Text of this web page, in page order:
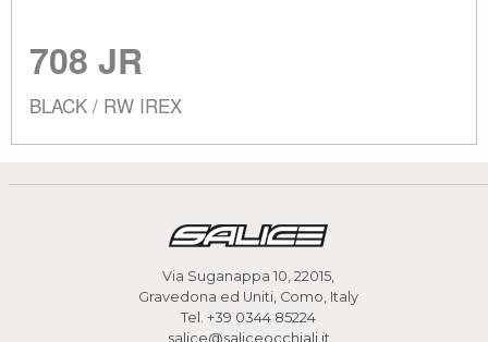
708 JR
BLACK / RW IREX
Via Suganappa 10, 22015,
Gravedona ed Uniti, Como, Italy
Tel. +39 0344 85224
salice@saliceocchiali.it